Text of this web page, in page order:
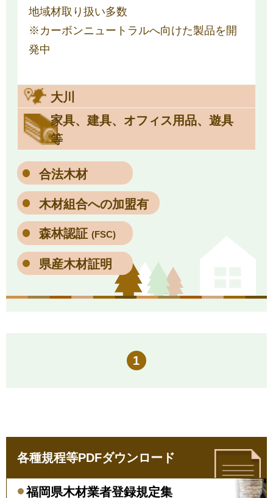
地域材取り扱い多数
※カーボンニュートラルへ向けた製品を開
発中
大川
家具、建具、オフィス用品、遊具
等
合法木材
木材組合への加盟有
森林認証 (FSC)
県産木材証明
1
各種規程等PDFダウンロード
福岡県木材業者登録規定集